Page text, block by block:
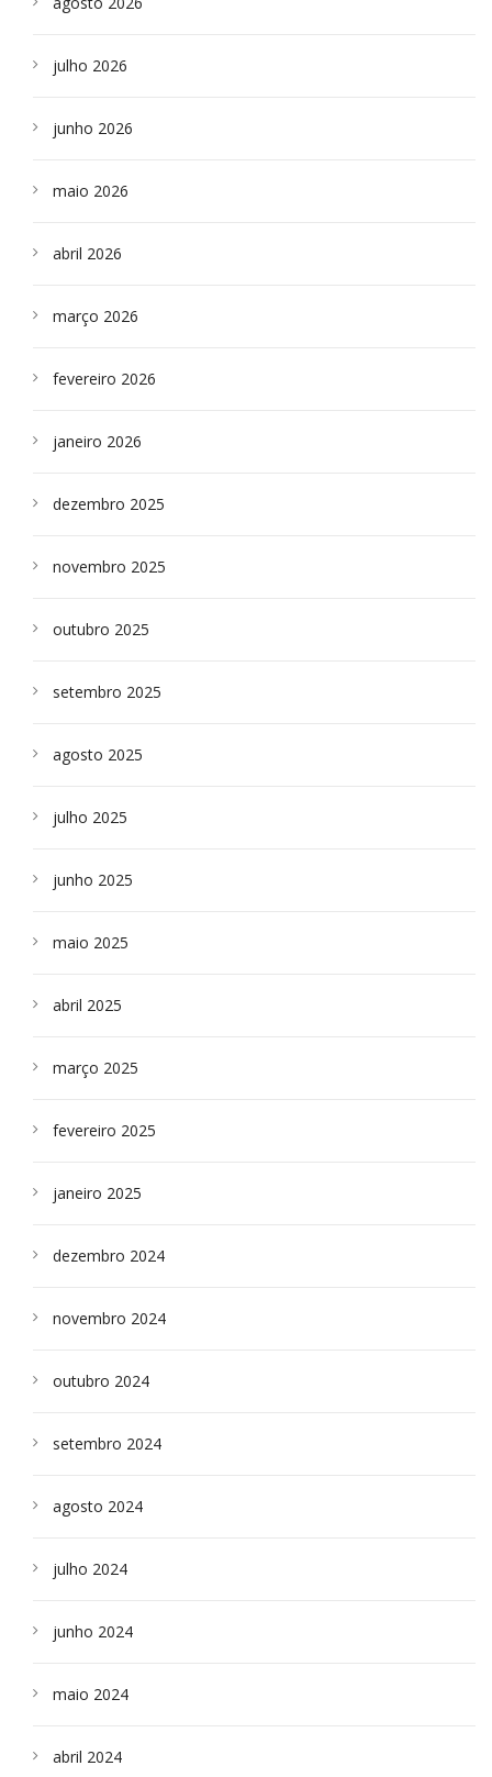
julho 2026
junho 2026
maio 2026
abril 2026
março 2026
fevereiro 2026
janeiro 2026
dezembro 2025
novembro 2025
outubro 2025
setembro 2025
agosto 2025
julho 2025
junho 2025
maio 2025
abril 2025
março 2025
fevereiro 2025
janeiro 2025
dezembro 2024
novembro 2024
outubro 2024
setembro 2024
agosto 2024
julho 2024
junho 2024
maio 2024
abril 2024